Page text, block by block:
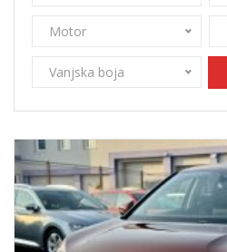
Motor
Vanjska boja